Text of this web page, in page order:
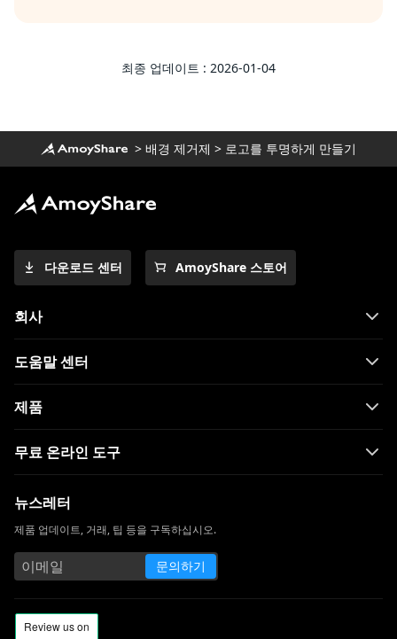
최종 업데이트 : 2026-01-04
> 배경 제거제 > 로고를 투명하게 만들기
다운로드 센터 AmoyShare 스토어
회사
도움말 센터
제품
무료 온라인 도구
뉴스레터
제품 업데이트, 거래, 팁 등을 구독하십시오.
문의하기